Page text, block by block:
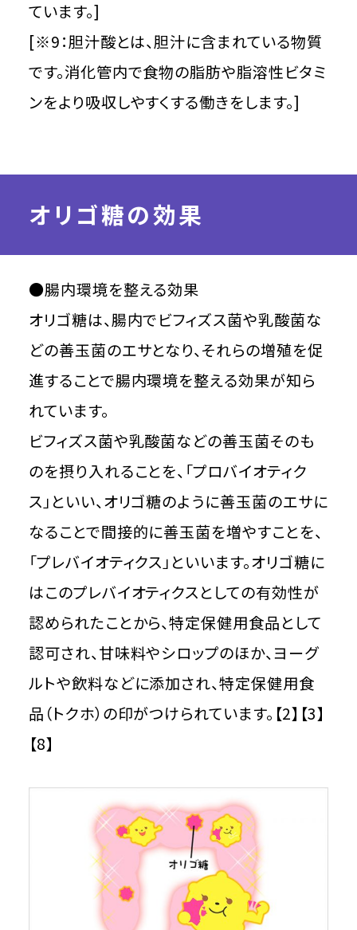
ています。]
[※9：胆汁酸とは、胆汁に含まれている物質
です。消化管内で食物の脂肪や脂溶性ビタミ
ンをより吸収しやすくする働きをします。]
オリゴ糖の効果
●腸内環境を整える効果
オリゴ糖は、腸内でビフィズス菌や乳酸菌な
どの善玉菌のエサとなり、それらの増殖を促
進することで腸内環境を整える効果が知ら
れています。
ビフィズス菌や乳酸菌などの善玉菌そのも
のを摂り入れることを、「プロバイオティク
ス」といい、オリゴ糖のように善玉菌のエサに
なることで間接的に善玉菌を増やすことを、
「プレバイオティクス」といいます。オリゴ糖に
はこのプレバイオティクスとしての有効性が
認められたことから、特定保健用食品として
認可され、甘味料やシロップのほか、ヨーグ
ルトや飲料などに添加され、特定保健用食
品（トクホ）の印がつけられています。【2】【3】
【8】